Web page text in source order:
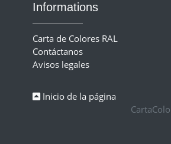
Informations
Carta de Colores RAL
Contáctanos
Avisos legales
Inicio de la página